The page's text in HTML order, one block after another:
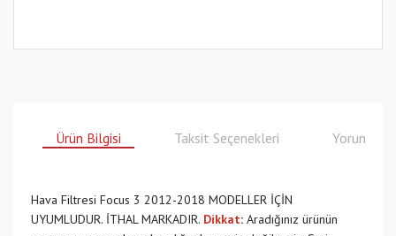
Ürün Bilgisi Taksit Seçenekleri Yorumlar
Hava Filtresi Focus 3 2012-2018 MODELLER İÇİN
UYUMLUDUR. İTHAL MARKADIR. Dikkat: Aradığınız ürünün